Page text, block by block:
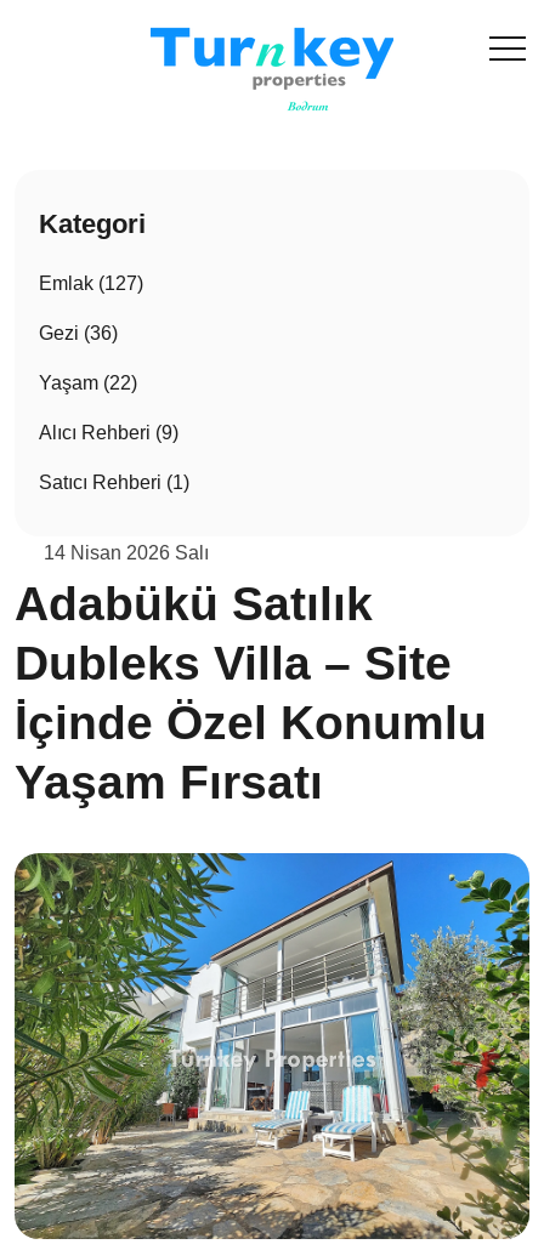
Kategori
Emlak (127)
Gezi (36)
Yaşam (22)
Alıcı Rehberi (9)
Satıcı Rehberi (1)
14 Nisan 2026 Salı
Adabükü Satılık
Dubleks Villa – Site
İçinde Özel Konumlu
Yaşam Fırsatı